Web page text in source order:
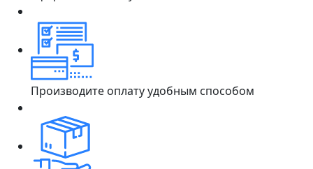
Производите оплату удобным способом